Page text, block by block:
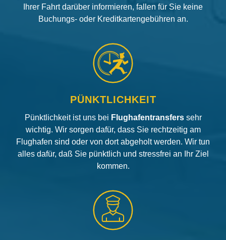
Ihrer Fahrt darüber informieren, fallen für Sie keine
Buchungs- oder Kreditkartengebühren an.
PÜNKTLICHKEIT
Pünktlichkeit ist uns bei Flughafentransfers sehr
wichtig. Wir sorgen dafür, dass Sie rechtzeitig am
Flughafen sind oder von dort abgeholt werden. Wir tun
alles dafür, daß Sie pünktlich und stressfrei an Ihr Ziel
kommen.